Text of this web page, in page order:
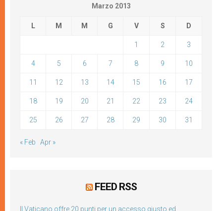
Marzo 2013
L M M G V S D
1 2 3
4 5 6 7 8 9 10
11 12 13 14 15 16 17
18 19 20 21 22 23 24
25 26 27 28 29 30 31
« Feb Apr »
FEED RSS
Il Vaticano offre 20 punti per un accesso giusto ed